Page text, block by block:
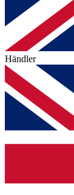
Händler